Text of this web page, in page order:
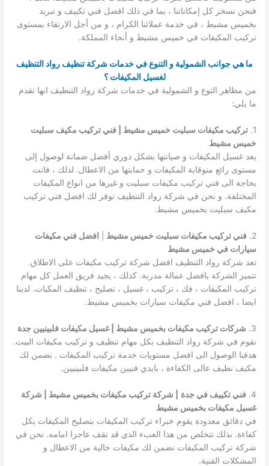
فنحن نسخر كل إمكاناتنا ، بما في ذلك افضل فني تكييف و تبريد
بخميس مشيط ، في خدمة عملائنا الكرام ، و من أجل الارتقاء بمستوى
تركيب المكيفات في خميس مشيط و أنحاء المملكة.
ما هي جوانب الشمولية و التنوع في خدمات شركة تنظيف رواد التنظيف
لغسيل المكيفات ؟
من مظاهر التوع و الشمولية في خدمات شركة رواد التنظيف انها تقدم
ما يلي:
1. تركيب مكيفات سبليت خميس مشيط | فني تركيب مكيف سبليت
خميس مشيط
يعد غسيل المكيفات و صيانتها بشكل دوري أفضل ضمانة لوصول إلى
مستوى رائع منوقاية المكيفات و حمايتها من الاعطال. لذلك ، فانت
بحاجة الى فني تركيب مكيفات سبليت و غيرها من انواع المكيفات
المختلفة. و نحن في شركة رواد التنظيف نوفر لك افضل فني تركيب
مكيف سبليت بخميس مشيط.
2. فني تركيب مكيفات سبليت خميس مشيط
افضل فني مكيفات
سيارات في خميس مشيط
تعد شركة رواد التنظيف افضل شركة تركيب مكيفات على الاطلاق.
تتميز الشركة بافضل عمالة مدربة. كذلك ، يجيد فريق العمل كل مهام
تركيب المكيفات ، فك ، تركيب ، غسيل ، تصليح ، تنظيف المكيات. لدينا
ايضا ، افضل فني مكيفات سيارات بخميس مشيط.
3.
شركات تركيب مكيفات بخميس مشيط | غسيل مكيفات فلبينيين جدة
نقوم في شركة رواد التنظيف بكل مهام تنظيف و تركيب مكيفات البيت.
هدفنا الوصول الى افضل مستويات خدمة تركيب المكيفات . نضمن لك
مكيف نظيف عالى الكفاءة ، بايدي فنيين مكيفات فلبينيين.
4. فني تكييف في جدة
| شركة تركيب مكيفات بخميس مشيط | شركة
غسيل مكيفات بخميس مشيط
في دقائق معدودة يقوم خبراء تركيب المكيفات بتصليح المكيفات بكل
كفاءة. بذلك تتخلص من هذا العبء الذي قد تقف عاجزا امامه. نحن في
شركة تركيب المكيفات نضمن لك مكيفات خالية من الاعطال و
المشكلات الفنية.